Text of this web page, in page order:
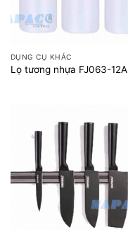
DỤNG CỤ KHÁC
Lọ tương nhựa FJ063-12A